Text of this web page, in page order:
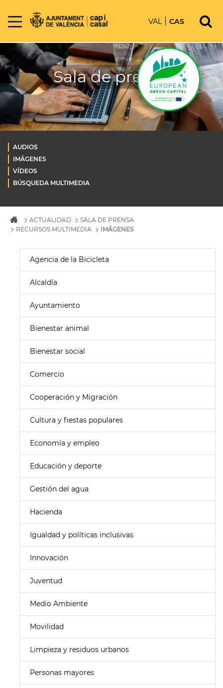
VAL CAS
Sala de prensa
AUDIOS
IMÁGENES
VÍDEOS
BÚSQUEDA MULTIMEDIA
ACTUALIDAD
SALA DE PRENSA
RECURSOS MULTIMEDIA
IMÁGENES
Agencia de la Bicicleta
Alcaldía
Ayuntamiento
Bienestar animal
Bienestar social
Comercio
Cooperación y Migración
Cultura y fiestas populares
Economía y empleo
Educación y deporte
Gestión del agua
Hacienda
Igualdad y políticas inclusivas
Innovación
Juventud
Medio Ambiente
Movilidad
Limpieza y residuos urbanos
Personas mayores